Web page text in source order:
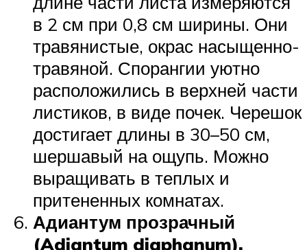
в 2 см при 0,8 см ширины. Они
травянистые, окрас насыщенно-
травяной. Спорангии уютно
расположились в верхней части
листиков, в виде почек. Черешок
достигает длины в 30–50 см,
шершавый на ощупь. Можно
выращивать в теплых и
притененных комнатах.
Адиантум прозрачный
(Adiantum diaphanum).